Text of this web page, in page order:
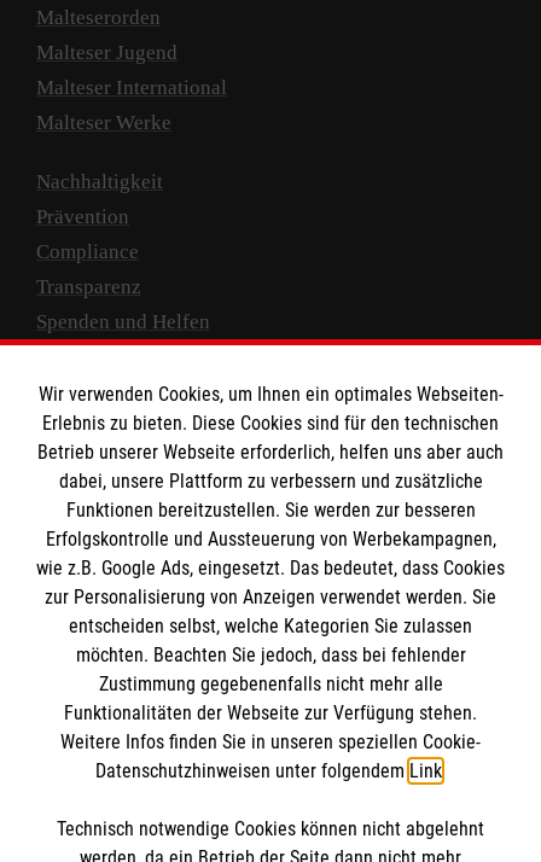
Malteserorden
Malteser Jugend
Malteser International
Malteser Werke
Nachhaltigkeit
Prävention
Compliance
Transparenz
Spenden und Helfen
Empfänger: Malteser Hilfsdienst e.V.
IBAN: DE10 3706 0120 1201 2000 12
BIC: GENODED 1PA7
Newsletter abonnieren
Cookies verwalten|AGB|Impressum|Datenschutz
Wir verwenden Cookies, um Ihnen ein optimales Webseiten-
Erlebnis zu bieten. Diese Cookies sind für den technischen
Betrieb unserer Webseite erforderlich, helfen uns aber auch
dabei, unsere Plattform zu verbessern und zusätzliche
Funktionen bereitzustellen. Sie werden zur besseren
Erfolgskontrolle und Aussteuerung von Werbekampagnen,
wie z.B. Google Ads, eingesetzt. Das bedeutet, dass Cookies
zur Personalisierung von Anzeigen verwendet werden. Sie
entscheiden selbst, welche Kategorien Sie zulassen
möchten. Beachten Sie jedoch, dass bei fehlender
Zustimmung gegebenenfalls nicht mehr alle
Funktionalitäten der Webseite zur Verfügung stehen.
Weitere Infos finden Sie in unseren speziellen Cookie-
Datenschutzhinweisen unter folgendem Link.
Technisch notwendige Cookies können nicht abgelehnt